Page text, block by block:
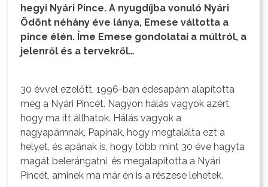
hegyi Nyári Pince. A nyugdíjba vonuló Nyári
Ödönt néhány éve lánya, Emese váltotta a
pince élén. Íme Emese gondolatai a múltról, a
jelenről és a tervekről…
30 évvel ezelőtt, 1996-ban édesapám alapította
meg a Nyári Pincét. Nagyon hálás vagyok azért,
hogy ma itt állhatok. Hálás vagyok a
nagyapámnak, Papinak, hogy megtalálta ezt a
helyet, és apának is, hogy több mint 30 éve hagyta
magát belerángatni, és megalapította a Nyári
Pincét, aminek ma már én is a részese lehetek.